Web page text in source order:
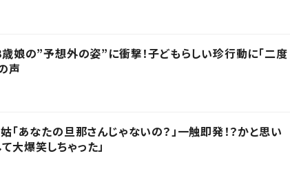
娘の”予想外の姿”に衝撃！子どもらしい珍行動に「二度
声
「あなたの旦那さんじゃないの？」一触即発！？かと思い
大爆笑しちゃった」